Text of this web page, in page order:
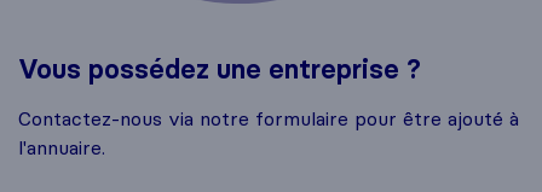
Vous possédez une entreprise ?
Contactez-nous via notre formulaire pour être ajouté à
l'annuaire.